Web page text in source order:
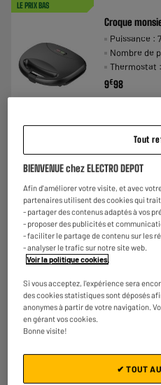
LE PRIX BAS
4.5/5(4)
Comparer
Croque
Puissance :
Nombre de
Thermostat
9€98
★★★★★
★★★★★
4.5/5(175)
Croque-
Puissance :
49 98
Tout
BIENVENUE chez ELECTRO DEPOT
Afin d'améliorer votre visite, et avec
partenaires utilisent des cookies qui
- partager des contenus adaptés à vos
- proposer des publicités et
- faciliter le partage de contenu sur les
- analyser le trafic sur notre site web.
Voir la politique cookies.
Si vous acceptez, l'expérience sera
des cookies statistiques sont déposés
anonymes à partir de votre navigation.
en gérant vos cookies.
Bonne visite!
✔ TOUT